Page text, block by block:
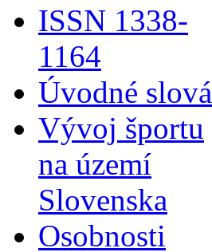
ISSN 1338-
1164
Úvodné slová
Vývoj športu
na území
Slovenska
Osobnosti